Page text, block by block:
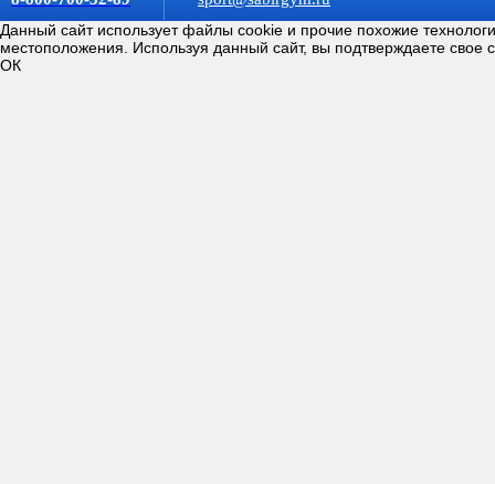
Данный сайт использует файлы cookie и прочие похожие
местоположения. Используя данный сайт, вы подтверждаете свое
ОК